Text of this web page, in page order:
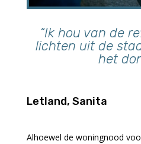
“Ik hou van de
lichten uit de
het
Letland, Sanita
Alhoewel de woningnood